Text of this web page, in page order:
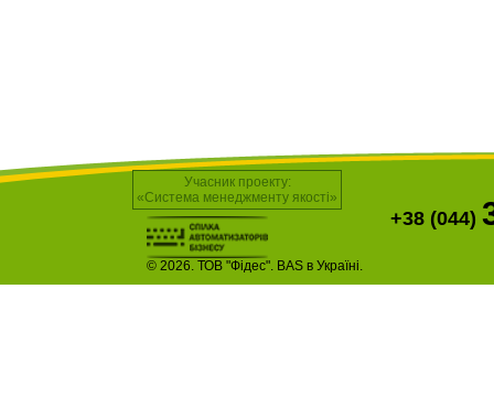
Учасник проекту:
«Система менеджменту якості»
© 2026. ТОВ "Фідес". BAS в Україні.
+38 (044)